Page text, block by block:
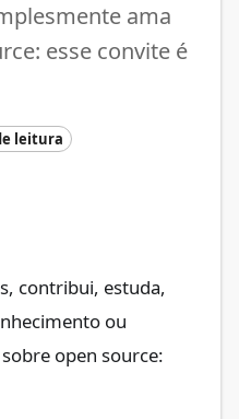
ama
esse convite é
leitura
contribui, estuda,
ou
open source: